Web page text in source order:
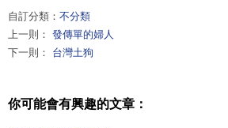
自訂分類： 不分類
上一則： 發傳單的婦人
下一則： 台灣土狗
你可能會有興趣的文章：